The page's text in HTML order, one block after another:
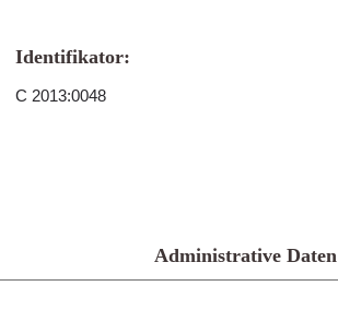
Identifikator:
C 2013:0048
Administrative Daten